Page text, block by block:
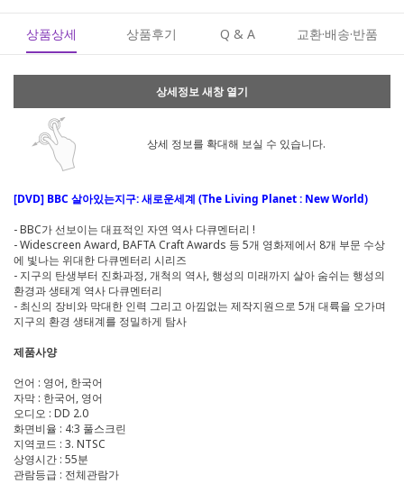
상품상세 상품후기 Q & A 교환·배송·반품
상세정보 새창 열기
상세 정보를 확대해 보실 수 있습니다.
[DVD] BBC 살아있는지구: 새로운세계 (The Living Planet : New World)
- BBC가 선보이는 대표적인 자연 역사 다큐멘터리 !
- Widescreen Award, BAFTA Craft Awards 등 5개 영화제에서 8개 부문 수상
에 빛나는 위대한 다큐멘터리 시리즈
- 지구의 탄생부터 진화과정, 개척의 역사, 행성의 미래까지 살아 숨쉬는 행성의
환경과 생태계 역사 다큐멘터리
- 최신의 장비와 막대한 인력 그리고 아낌없는 제작지원으로 5개 대륙을 오가며
지구의 환경 생태계를 정밀하게 탐사
제품사양
언어 : 영어, 한국어
자막 : 한국어, 영어
오디오 : DD 2.0
화면비율 : 4:3 풀스크린
지역코드 : 3. NTSC
상영시간 : 55분
관람등급 : 전체관람가